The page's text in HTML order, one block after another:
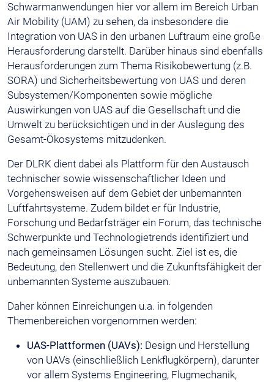
Schwarmanwendungen hier vor allem im Bereich Urban
Air Mobility (UAM) zu sehen, da insbesondere die
Integration von UAS in den urbanen Luftraum eine große
Herausforderung darstellt. Darüber hinaus sind ebenfalls
Herausforderungen zum Thema Risikobewertung (z.B.
SORA) und Sicherheitsbewertung von UAS und deren
Subsystemen/Komponenten sowie mögliche
Auswirkungen von UAS auf die Gesellschaft und die
Umwelt zu berücksichtigen und in der Auslegung des
Gesamt-Ökosystems mitzudenken.
Der DLRK dient dabei als Plattform für den Austausch
technischer sowie wissenschaftlicher Ideen und
Vorgehensweisen auf dem Gebiet der unbemannten
Luftfahrtsysteme. Zudem bildet er für Industrie,
Forschung und Bedarfsträger ein Forum, das technische
Schwerpunkte und Technologietrends identifiziert und
nach gemeinsamen Lösungen sucht. Ziel ist es, die
Bedeutung, den Stellenwert und die Zukunftsfähigkeit der
unbemannten Systeme auszubauen.
Daher können Einreichungen u.a. in folgenden
Themenbereichen vorgenommen werden:
UAS-Plattformen (UAVs): Design und Herstellung
von UAVs (einschließlich Lenkflugkörpern), darunter
vor allem Systems Engineering, Flugmechanik,